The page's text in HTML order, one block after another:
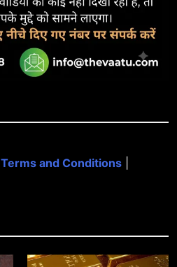
Terms and Conditions